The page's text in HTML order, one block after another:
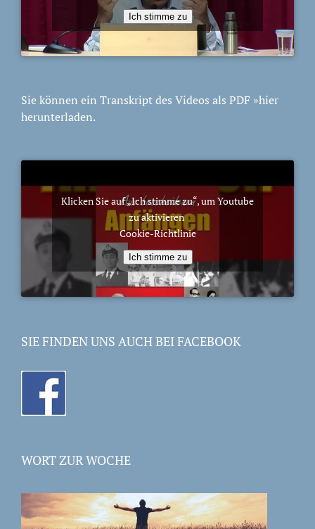
Ich stimme zu
Sie können ein Transkript des Videos als PDF »hier
herunterladen.
Klicken Sie auf „Ich stimme zu“, um Youtube
zu aktivieren
Cookie-Richtlinie
Ich stimme zu
SIE FINDEN UNS AUCH BEI FACEBOOK
WORT ZUR WOCHE